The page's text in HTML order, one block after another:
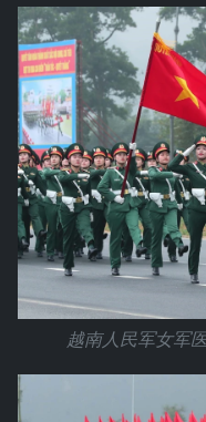
越南人民军女军